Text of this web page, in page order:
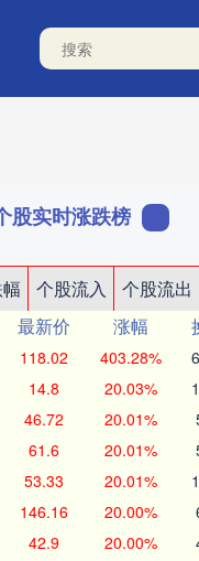
股实时涨跌榜
个股流入 个股流出
最新价 涨幅
118.02 403.28%
14.8 20.03%
46.72 20.01%
61.6 20.01%
53.33 20.01%
146.16 20.00%
42.9 20.00%